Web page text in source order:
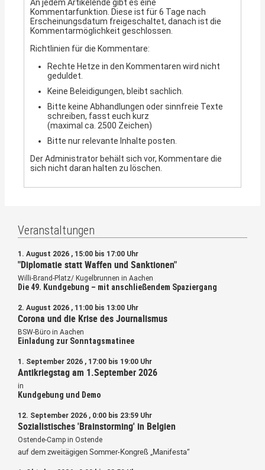
An jedem Artikelende gibt es eine
Kommentarfunktion. Diese ist für 6 Tage nach
Erscheinungsdatum freigeschaltet, danach ist die
Kommentarmöglichkeit geschlossen.
Richtlinien für die Kommentare:
Rechte Hetze in den Kommentaren wird nicht
geduldet.
Keine Beleidigungen, bleibt sachlich.
Bitte keine Abhandlungen oder sinnfreie Texte
schreiben, fasst euch kurz
(maximal ca. 2500 Zeichen)
Bitte nur relevante Inhalte posten.
Der Administrator behält sich vor, Kommentare die
sich nicht daran halten zu löschen.
Veranstaltungen
1. August 2026 , 15:00 bis 17:00 Uhr
"Diplomatie statt Waffen und Sanktionen"
Willi-Brand-Platz/ Kugelbrunnen in Aachen
Die 49. Kundgebung – mit anschließendem Spaziergang
2. August 2026 , 11:00 bis 13:00 Uhr
Corona und die Krise des Journalismus
BSW-Büro in Aachen
Einladung zur Sonntagsmatinee
1. September 2026 , 17:00 bis 19:00 Uhr
Antikriegstag am 1.September 2026
in
Kundgebung und Demo
12. September 2026 , 0:00 bis 23:59 Uhr
Sozialistisches 'Brainstorming' in Belgien
Ostende-Camp in Ostende
auf dem zweitägigen Sommer-Kongreß „Manifesta“